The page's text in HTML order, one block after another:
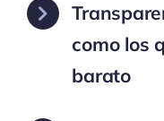
como los
barato